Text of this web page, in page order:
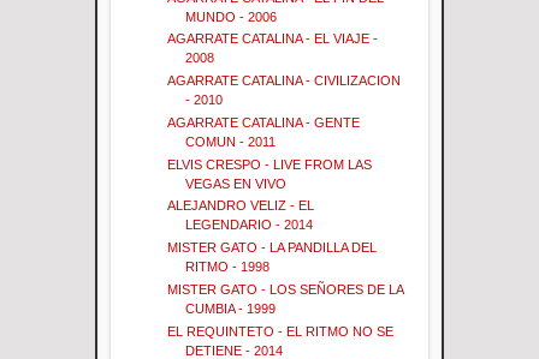
MUNDO - 2006
AGARRATE CATALINA - EL VIAJE -
2008
AGARRATE CATALINA - CIVILIZACION
- 2010
AGARRATE CATALINA - GENTE
COMUN - 2011
ELVIS CRESPO - LIVE FROM LAS
VEGAS EN VIVO
ALEJANDRO VELIZ - EL
LEGENDARIO - 2014
MISTER GATO - LA PANDILLA DEL
RITMO - 1998
MISTER GATO - LOS SEÑORES DE LA
CUMBIA - 1999
EL REQUINTETO - EL RITMO NO SE
DETIENE - 2014